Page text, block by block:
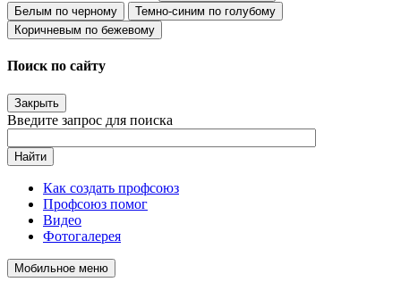
Белым по черному
Темно-синим по голубому
Коричневым по бежевому
Поиск по сайту
Закрыть
Введите запрос для поиска
Найти
Как создать профсоюз
Профсоюз помог
Видео
Фотогалерея
Мобильное меню